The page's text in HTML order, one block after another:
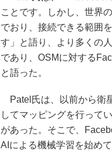
ことです。しかし、世界
でおり、接続できる範囲
す」と語り、より多くの
であり、OSMに対する
と語った。
Patel氏は、以前から衛
してマッピングを行って
があった。そこで、
AIによる機械学習を始め